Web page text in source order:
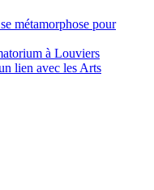
métamorphose pour
à Louviers
lien avec les Arts